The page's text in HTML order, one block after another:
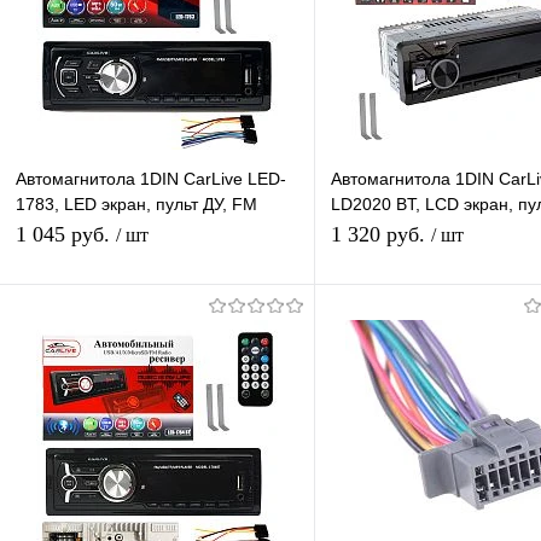
Автомагнитола 1DIN CarLive LED-
1783, LED экран, пульт ДУ, FM
радио, AUX, USB разъем, APS,
1 045 руб. / шт
Купить в 1 клик К сравнению
В избранное В наличии
Автомагнитола 1DIN
LD2020 BT, LCD экран,
FM радио, 2 USB разъема,
1 320 руб. / шт
Купить в 1 клик
В избранное Под